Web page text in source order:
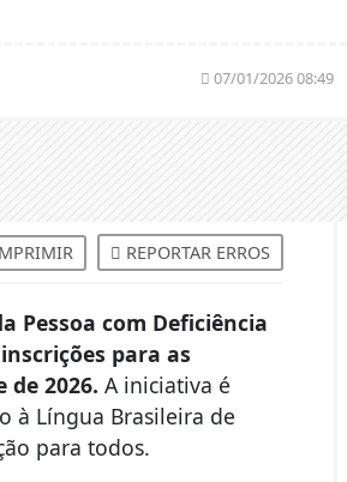
07/01/2026 08:49
REPORTAR ERROS
Pessoa com Deficiência
para as
2026. A iniciativa é
à Língua Brasileira de
para todos.